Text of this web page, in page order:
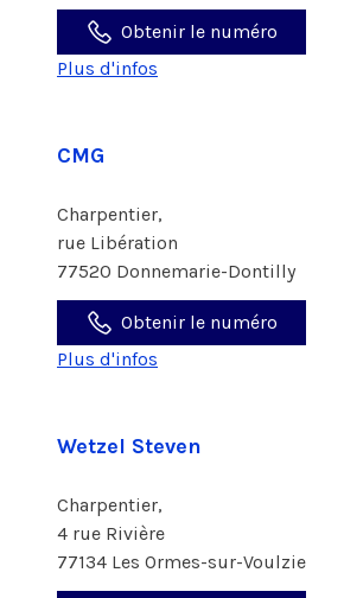
Obtenir le numéro
Plus d'infos
CMG
Charpentier,
rue Libération
77520 Donnemarie-Dontilly
Obtenir le numéro
Plus d'infos
Wetzel Steven
Charpentier,
4 rue Rivière
77134 Les Ormes-sur-Voulzie